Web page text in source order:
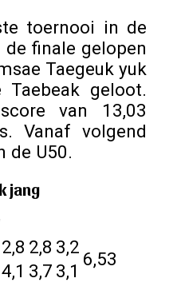
toernooi in de
finale gelopen
Taegeuk yuk
geloot.
van 13,03
Vanaf volgend
de U50.
jang
2,8 2,8 3,2
6,53
4,1 3,7 3,1